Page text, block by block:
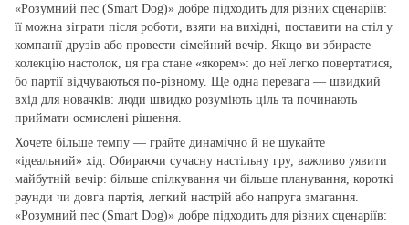
«Розумний пес (Smart Dog)» добре підходить для різних сценаріїв:
її можна зіграти після роботи, взяти на вихідні, поставити на стіл у
компанії друзів або провести сімейний вечір. Якщо ви збираєте
колекцію настолок, ця гра стане «якорем»: до неї легко повертатися,
бо партії відчуваються по‑різному. Ще одна перевага — швидкий
вхід для новачків: люди швидко розуміють ціль та починають
приймати осмислені рішення.
Хочете більше темпу — грайте динамічно й не шукайте
«ідеальний» хід. Обираючи сучасну настільну гру, важливо уявити
майбутній вечір: більше спілкування чи більше планування, короткі
раунди чи довга партія, легкий настрій або напруга змагання.
«Розумний пес (Smart Dog)» добре підходить для різних сценаріїв: